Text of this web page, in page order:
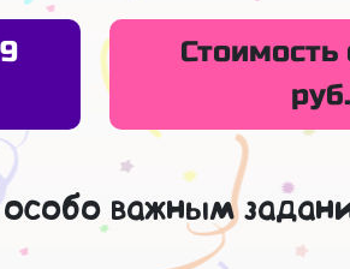
Стоимость
руб.
особо важным